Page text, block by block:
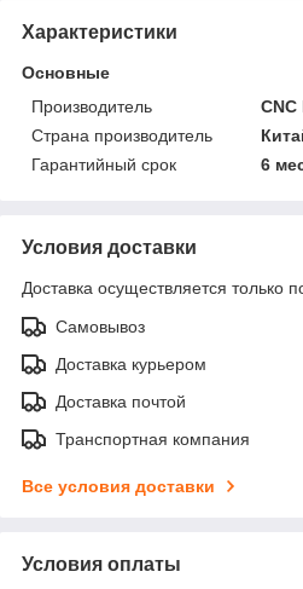
Характеристики
Основные
Производитель
Страна производитель
Гарантийный срок
6
Условия доставки
Доставка осуществляется только
Самовывоз
Доставка курьером
Доставка почтой
Транспортная компания
Все условия доставки
Условия оплаты